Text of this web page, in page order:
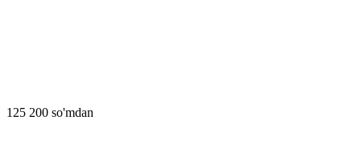
125 200 so'mdan